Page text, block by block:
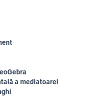
a mediatoarei